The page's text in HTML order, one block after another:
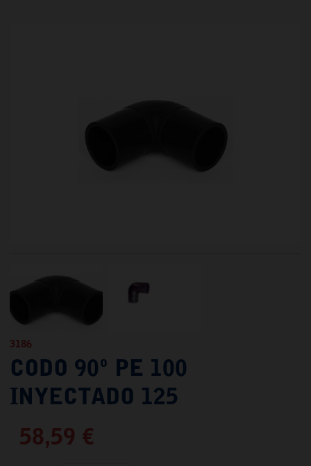
3186
CODO 90º PE 100
INYECTADO 125
58,59 €